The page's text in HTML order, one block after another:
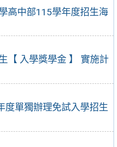
高中部115學年度招生海
【 入學獎學金 】 實施計
度單獨辦理免試入學招生